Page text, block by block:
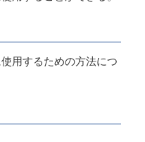
用するための方法につ